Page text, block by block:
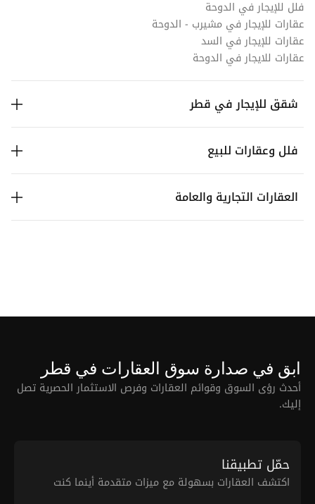
فلل للإيجار في الدوحة
عقارات للإيجار في مشيرب - الدوحة
عقارات للإيجار في السد
عقارات للايجار في الدوحة
شقق للإيجار في قطر
فلل وعقارات للبيع
العقارات التجارية والعامة
ابق في صدارة سوق العقارات في قطر
أحدث رؤى السوق وقوائم العقارات وفرص الاستثمار الحصرية تصل
إليك.
حمّل تطبيقنا
اكتشف العقارات بسهولة مع ميزات متقدمة أينما كنت